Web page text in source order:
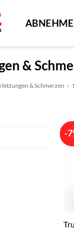
&
& Schmerzen »
-